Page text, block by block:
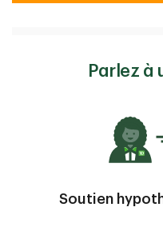
Parlez à
Soutien